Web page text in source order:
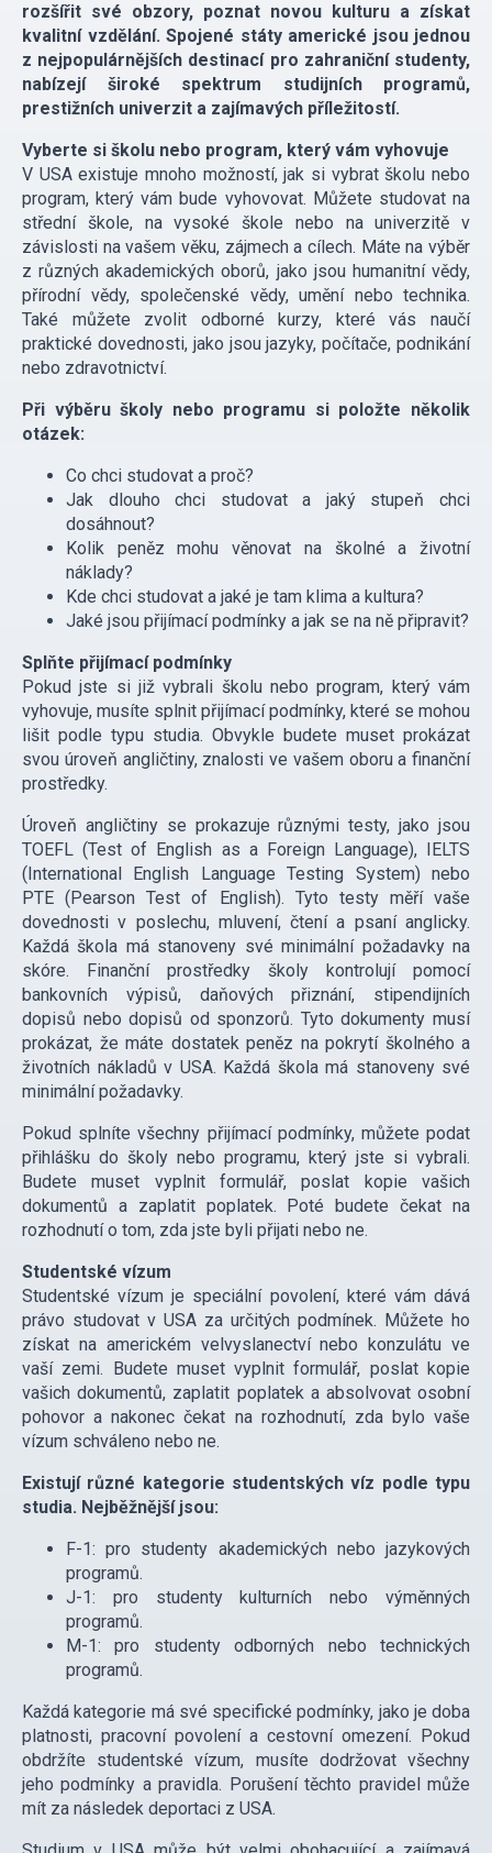
rozšířit své obzory, poznat novou kulturu a získat
kvalitní vzdělání. Spojené státy americké jsou jednou
z nejpopulárnějších destinací pro zahraniční studenty,
nabízejí široké spektrum studijních programů,
prestižních univerzit a zajímavých příležitostí.
Vyberte si školu nebo program, který vám vyhovuje
V USA existuje mnoho možností, jak si vybrat školu nebo
program, který vám bude vyhovovat. Můžete studovat na
střední škole, na vysoké škole nebo na univerzitě v
závislosti na vašem věku, zájmech a cílech. Máte na výběr
z různých akademických oborů, jako jsou humanitní vědy,
přírodní vědy, společenské vědy, umění nebo technika.
Také můžete zvolit odborné kurzy, které vás naučí
praktické dovednosti, jako jsou jazyky, počítače, podnikání
nebo zdravotnictví.
Při výběru školy nebo programu si položte několik
otázek:
Co chci studovat a proč?
Jak dlouho chci studovat a jaký stupeň chci
dosáhnout?
Kolik peněz mohu věnovat na školné a životní
náklady?
Kde chci studovat a jaké je tam klima a kultura?
Jaké jsou přijímací podmínky a jak se na ně připravit?
Splňte přijímací podmínky
Pokud jste si již vybrali školu nebo program, který vám
vyhovuje, musíte splnit přijímací podmínky, které se mohou
lišit podle typu studia. Obvykle budete muset prokázat
svou úroveň angličtiny, znalosti ve vašem oboru a finanční
prostředky.
Úroveň angličtiny se prokazuje různými testy, jako jsou
TOEFL (Test of English as a Foreign Language), IELTS
(International English Language Testing System) nebo
PTE (Pearson Test of English). Tyto testy měří vaše
dovednosti v poslechu, mluvení, čtení a psaní anglicky.
Každá škola má stanoveny své minimální požadavky na
skóre. Finanční prostředky školy kontrolují pomocí
bankovních výpisů, daňových přiznání, stipendijních
dopisů nebo dopisů od sponzorů. Tyto dokumenty musí
prokázat, že máte dostatek peněz na pokrytí školného a
životních nákladů v USA. Každá škola má stanoveny své
minimální požadavky.
Pokud splníte všechny přijímací podmínky, můžete podat
přihlášku do školy nebo programu, který jste si vybrali.
Budete muset vyplnit formulář, poslat kopie vašich
dokumentů a zaplatit poplatek. Poté budete čekat na
rozhodnutí o tom, zda jste byli přijati nebo ne.
Studentské vízum
Studentské vízum je speciální povolení, které vám dává
právo studovat v USA za určitých podmínek. Můžete ho
získat na americkém velvyslanectví nebo konzulátu ve
vaší zemi. Budete muset vyplnit formulář, poslat kopie
vašich dokumentů, zaplatit poplatek a absolvovat osobní
pohovor a nakonec čekat na rozhodnutí, zda bylo vaše
vízum schváleno nebo ne.
Existují různé kategorie studentských víz podle typu
studia. Nejběžnější jsou:
F-1: pro studenty akademických nebo jazykových
programů.
J-1: pro studenty kulturních nebo výměnných
programů.
M-1: pro studenty odborných nebo technických
programů.
Každá kategorie má své specifické podmínky, jako je doba
platnosti, pracovní povolení a cestovní omezení. Pokud
obdržíte studentské vízum, musíte dodržovat všechny
jeho podmínky a pravidla. Porušení těchto pravidel může
mít za následek deportaci z USA.